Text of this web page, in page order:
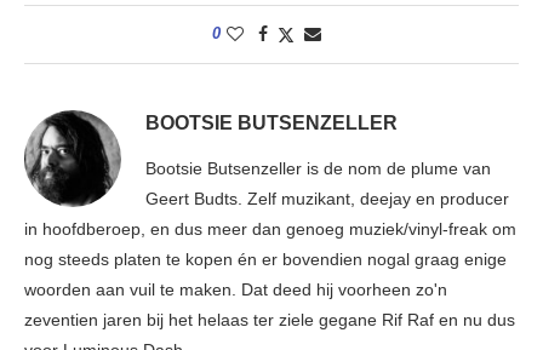
0
BOOTSIE BUTSENZELLER
Bootsie Butsenzeller is de nom de plume van
Geert Budts. Zelf muzikant, deejay en producer
in hoofdberoep, en dus meer dan genoeg muziek/vinyl-freak om
nog steeds platen te kopen én er bovendien nogal graag enige
woorden aan vuil te maken. Dat deed hij voorheen zo'n
zeventien jaren bij het helaas ter ziele gegane Rif Raf en nu dus